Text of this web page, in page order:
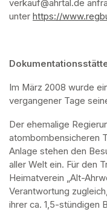
verkauf@ahrtal.de
unter https://
Im März 2008 wurde
vergangener Tage
Der ehemalige
atombombensicheren
Anlage stehen den
aller Welt ein. Für den
Heimatverein „Alt-
Verantwortung
ihrer ca. 1,5-stündigen